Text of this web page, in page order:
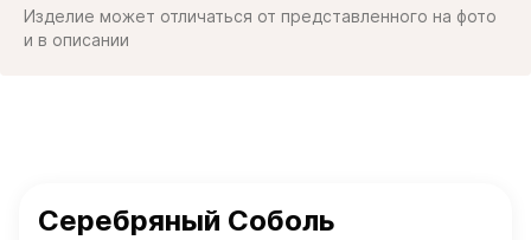
Изделие может отличаться от представленного на фото
и в описании
Серебряный Соболь